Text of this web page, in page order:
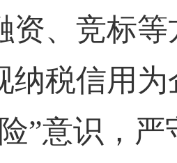
资、竞标
纳税信用
”意识，